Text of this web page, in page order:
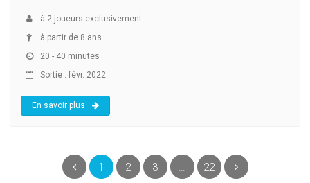
à 2 joueurs exclusivement
à partir de 8 ans
20 - 40 minutes
Sortie : févr. 2022
En savoir plus
Précédent
1 (current)
2 3 … 22 Suivant